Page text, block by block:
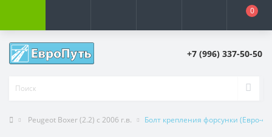
0
+7 (996) 337-50-50
Peugeot Boxer (2.2) с 2006 г.в. Болт крепления форсунки (Евро-4)